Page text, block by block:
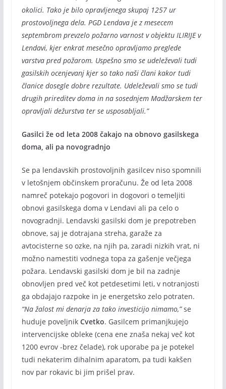
okolici. Tako je bilo opravljenega skupaj 1257 ur
prostovoljnega dela. PGD Lendava je z mesecem
septembrom prevzelo požarno varnost v objektu ILIRIJE v
Lendavi, kjer enkrat mesečno opravljamo preglede
varstva pred požarom. Uspešno smo se udeleževali tudi
gasilskih ocenjevanj kjer so tako naši člani kakor tudi
članice dosegle dobre rezultate. Udeleževali smo se tudi
drugih prireditev doma in na sosednjem Madžarskem ter
opravljali dežurstva ter se usposabljali.”
Gasilci že od leta 2008 čakajo na obnovo gasilskega
doma, ali pa novogradnjo
Se pa lendavskih prostovoljnih gasilcev niso spomnili
v letošnjem občinskem proračunu. Že od leta 2008
namreč potekajo pogovori in dogovori o temeljiti
obnovi gasilskega doma v Lendavi ali pa celo o
novogradnji. Lendavski gasilski dom je prepotreben
obnove, saj je dotrajana streha, garaže za
avtocisterne so ozke, na njih pa, zaradi nizkih vrat, ni
možno namestiti vodnega topa za gašenje večjega
požara. Lendavski gasilski dom je bil na zadnje
obnovljen pred več kot petdesetimi leti, v notranjosti
ga obdajajo razpoke in je energetsko zelo potraten.
“Na žalost mi denarja za tako investicijo nimamo,”se
huduje poveljnik Cvetko. Gasilcem primanjkujejo
intervencijske obleke (cena ene znaša nekaj več kot
1200 evrov -brez čelade), rok uporabe pa je potekel
tudi nekaterim dihalnim aparatom, pa tudi kakšen
nov par rokavic bi jim prišel prav.